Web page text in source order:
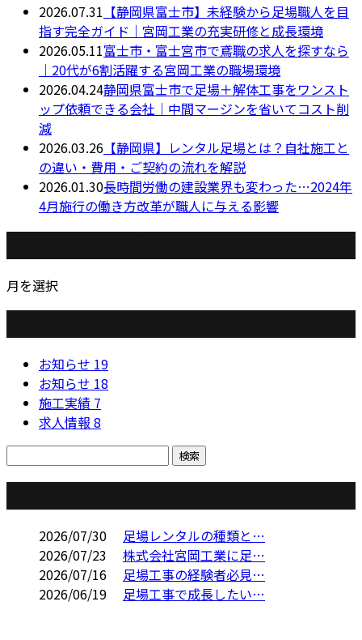
2026.07.31 【静岡県富士市】未経験から足場職人を目
指す完全ガイド｜宮岡工業の充実研修と成長環境
2026.05.11富士市・富士宮市で鳶職の求人を探すなら
｜20代が6割活躍する宮岡工業の職場環境
2026.04.24静岡県富士市で足場＋解体工事をワンスト
ップ依頼できる会社｜中間マージンを省いてコスト削
減
2026.03.26 【静岡県】レンタル足場とは？自社施工と
の違い・費用・ご契約の流れを解説
2026.01.30長時間労働の建設業界も変わった…2024年
4月施行の働き方改革が職人に与える影響
月を選択
お知らせ 19
お知らせ 18
施工実績 7
求人情報 8
2026/07/30
足場レンタルの種類と…
2026/07/23
株式会社宮岡工業に足…
2026/07/16
足場工事の経験者必見…
2026/06/19
足場工事で成長したい…